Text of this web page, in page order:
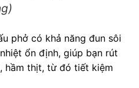
phở có khả năng đun sôi
ổn định, giúp bạn rút
hầm thịt, từ đó tiết kiệm